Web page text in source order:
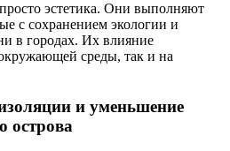
эстетика. Они выполняют
с сохранением экологии и
в городах. Их влияние
среды, так и на
и уменьшение
острова